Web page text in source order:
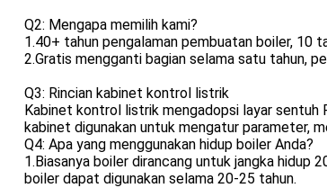
Q2: Mengapa memilih kami?
1.40+ tahun pengalaman pembuatan boiler, 10
2.Gratis mengganti bagian selama satu tahun,
Q3: Rincian kabinet kontrol listrik
Kabinet kontrol listrik mengadopsi layar sentuh
kabinet digunakan untuk mengatur parameter,
Q4: Apa yang menggunakan hidup boiler Anda?
1.Biasanya boiler dirancang untuk jangka hidup
boiler dapat digunakan selama 20-25 tahun.